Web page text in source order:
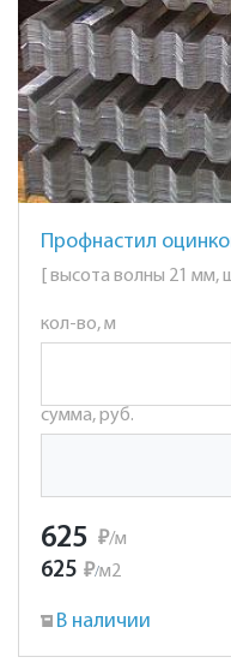
[ высота волны 21 мм,
кол-во, м
сумма, руб.
625 ₽/м
625 ₽/м2
В наличии